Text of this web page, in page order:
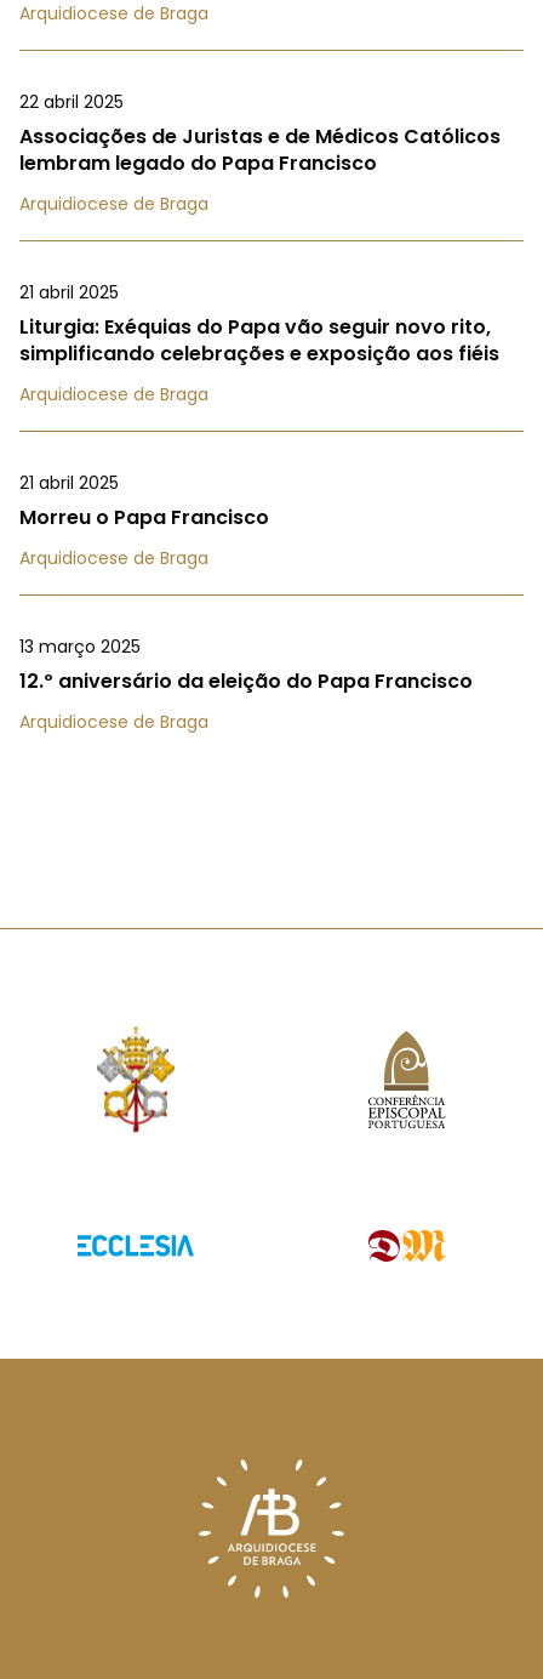
Arquidiocese de Braga
22 abril 2025
Associações de Juristas e de Médicos Católicos
lembram legado do Papa Francisco
Arquidiocese de Braga
21 abril 2025
Liturgia: Exéquias do Papa vão seguir novo rito,
simplificando celebrações e exposição aos fiéis
Arquidiocese de Braga
21 abril 2025
Morreu o Papa Francisco
Arquidiocese de Braga
13 março 2025
12.º aniversário da eleição do Papa Francisco
Arquidiocese de Braga